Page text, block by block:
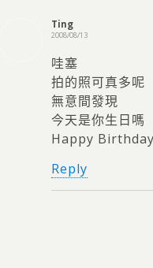
Ting
2008/08/13
哇塞
拍的照可真多呢
無意間發現
今天是你生日嗎
Happy
Reply